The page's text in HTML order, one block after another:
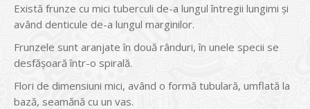
Există frunze cu mici tuberculi de-a lungul întregii lungimi și
având denticule de-a lungul marginilor.
Frunzele sunt aranjate în două rânduri, în unele specii se
desfășoară într-o spirală.
Flori de dimensiuni mici, având o formă tubulară, umflată la
bază, seamănă cu un vas.